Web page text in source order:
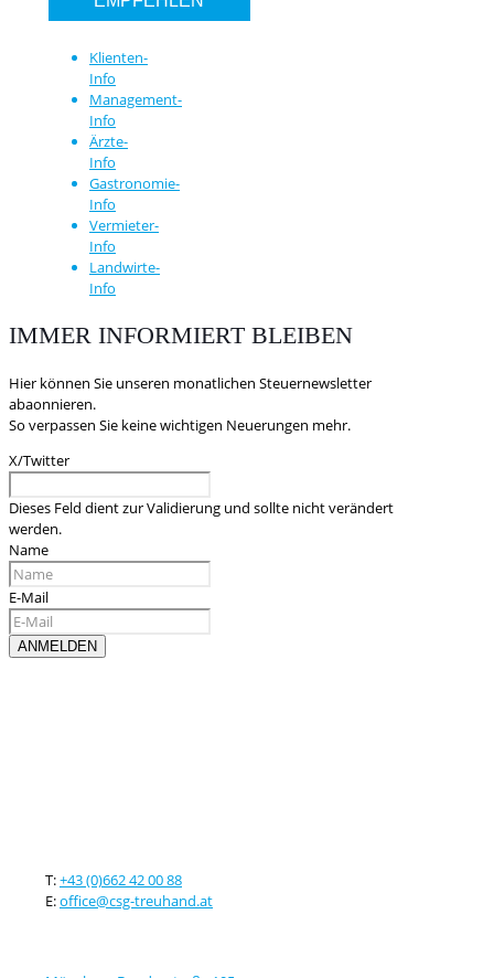
Klienten-
Info
Management-
Info
Ärzte-
Info
Gastronomie-
Info
Vermieter-
Info
Landwirte-
Info
IMMER INFORMIERT BLEIBEN
Hier können Sie unseren monatlichen Steuernewsletter
abaonnieren.
So verpassen Sie keine wichtigen Neuerungen mehr.
X/Twitter
Dieses Feld dient zur Validierung und sollte nicht verändert
werden.
Name
E-Mail
T:+43 (0)662 42 00 88
E:office@csg-treuhand.at